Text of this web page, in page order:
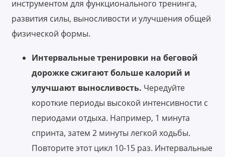
инструментом для функционального тренинга,
развития силы, выносливости и улучшения общей
физической формы.
Интервальные тренировки на беговой
дорожке сжигают больше калорий и
улучшают выносливость. Чередуйте
короткие периоды высокой интенсивности с
периодами отдыха. Например, 1 минута
спринта, затем 2 минуты легкой ходьбы.
Повторите этот цикл 10-15 раз. Интервальные